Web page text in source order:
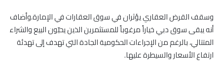
وسقف القرض العقاري يؤثران في سوق العقارات في الإمارة.وأضاف
أنه يبقى سوق دبي خياراً مرغوباً للمستثمرين الذين يحبّون البيع والشراء
المتتالي، بالرغم من الإجراءات الحكومية الجادة التي تهدف إلى تهدئة
ارتفاع الأسعار والسيطرة عليها.